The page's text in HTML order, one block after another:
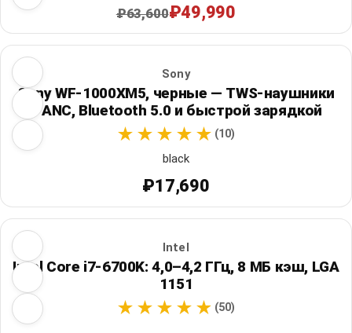
₽63,600₽49,990
Sony
Sony WF-1000XM5, черные — TWS-наушники
с ANC, Bluetooth 5.0 и быстрой зарядкой
(10)
black
₽17,690
Intel
Intel Core i7-6700K: 4,0–4,2 ГГц, 8 МБ кэш, LGA
1151
(50)